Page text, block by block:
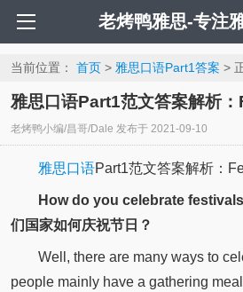
老烤鸭雅思-专注
当前位置： 首页> 雅思口语Part1答案 >
雅思口语Part1范文答案解析
老烤鸭小编/昌哥/Dale 发布于 2021-09-10
雅思口语Part1范文答案解析：
How do you celebrate
们国家如何庆祝节日？
Well, there are many ways to
people mainly have a gathering